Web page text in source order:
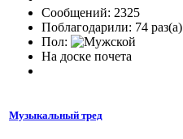
Сообщений: 2325
Поблагодарили: 74 раз(а)
Пол:
На доске почета
Музыкальный тред